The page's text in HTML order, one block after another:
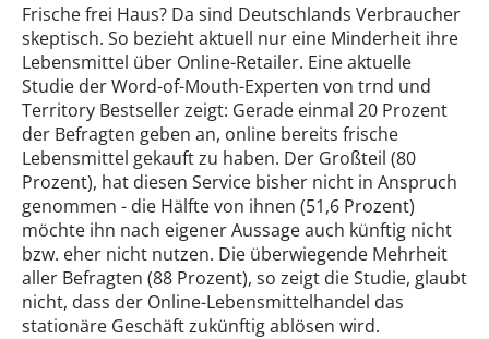
Frische frei Haus? Da sind Deutschlands Verbraucher
skeptisch. So bezieht aktuell nur eine Minderheit ihre
Lebensmittel über Online-Retailer. Eine aktuelle
Studie der Word-of-Mouth-Experten von trnd und
Territory Bestseller zeigt: Gerade einmal 20 Prozent
der Befragten geben an, online bereits frische
Lebensmittel gekauft zu haben. Der Großteil (80
Prozent), hat diesen Service bisher nicht in Anspruch
genommen - die Hälfte von ihnen (51,6 Prozent)
möchte ihn nach eigener Aussage auch künftig nicht
bzw. eher nicht nutzen. Die überwiegende Mehrheit
aller Befragten (88 Prozent), so zeigt die Studie, glaubt
nicht, dass der Online-Lebensmittelhandel das
stationäre Geschäft zukünftig ablösen wird.